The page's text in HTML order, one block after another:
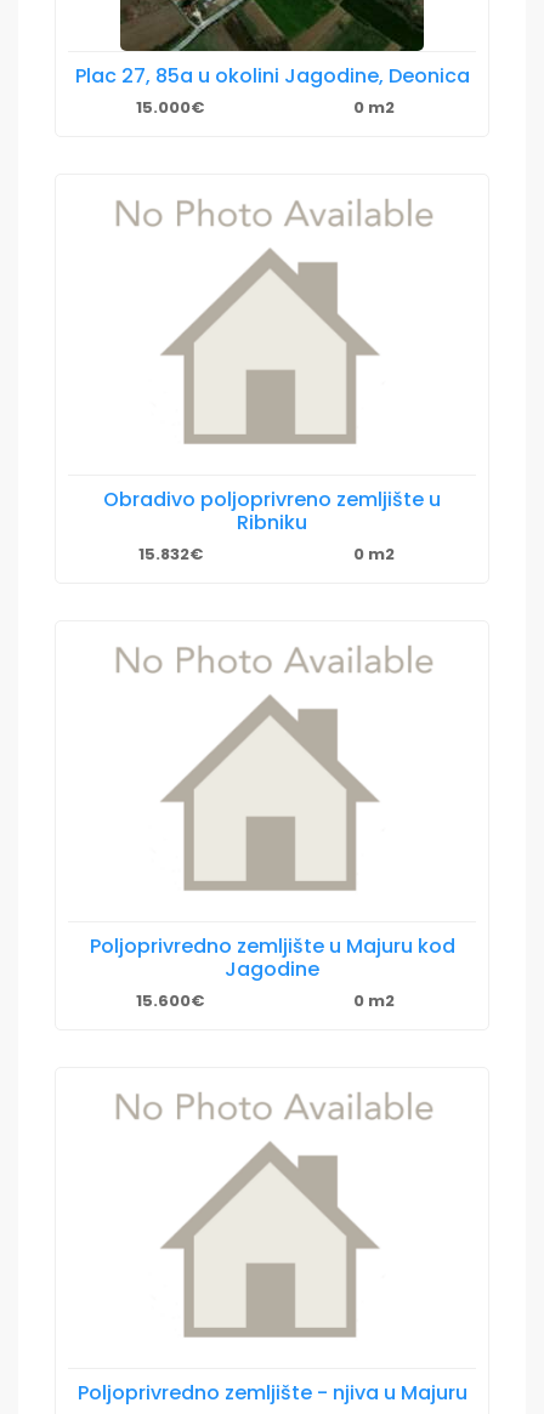
Plac 27, 85a u okolini Jagodine, Deonica
15.000€ 0 m2
Obradivo poljoprivreno zemljište u
Ribniku
15.832€ 0 m2
Poljoprivredno zemljište u Majuru kod
Jagodine
15.600€ 0 m2
Poljoprivredno zemljište - njiva u Majuru